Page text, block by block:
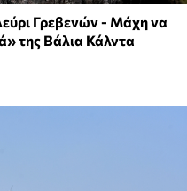
Γρεβενών - Μάχη να
της Βάλια Κάλντα